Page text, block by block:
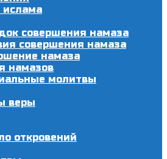
ислама
совершения намаза
совершения намаза
намаза
намазов
молитвы
веры
откровений